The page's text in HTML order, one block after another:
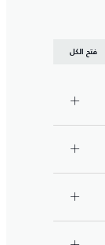
فتح الكل